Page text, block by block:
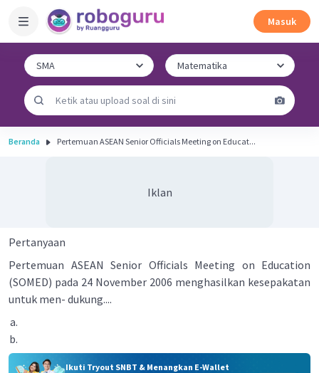
Masuk
Beranda Pertemuan ASEAN Senior Officials Meeting on Educat...
Iklan
Pertanyaan
Pertemuan ASEAN Senior Officials Meeting on Education
(SOMED) pada 24 November 2006 menghasilkan kesepakatan
untuk men- dukung....
Ikuti Tryout SNBT & Menangkan E-Wallet